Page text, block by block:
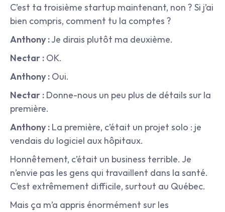
C’est ta troisième startup maintenant, non ? Si j’ai
bien compris, comment tu la comptes ?
Anthony : Je dirais plutôt ma deuxième.
Nectar : OK.
Anthony : Oui.
Nectar : Donne-nous un peu plus de détails sur la
première.
Anthony : La première, c’était un projet solo : je
vendais du logiciel aux hôpitaux.
Honnêtement, c’était un business terrible. Je
n’envie pas les gens qui travaillent dans la santé.
C’est extrêmement difficile, surtout au Québec.
Mais ça m’a appris énormément sur les